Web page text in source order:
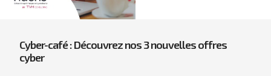
Cyber-café : Découvrez nos 3 nouvelles offres
cyber